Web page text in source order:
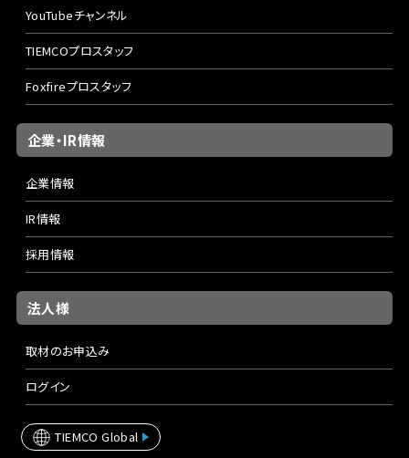
YouTubeチャンネル
TIEMCOプロスタッフ
Foxfireプロスタッフ
企業・IR情報
企業情報
IR情報
採用情報
法人様
取材のお申込み
ログイン
TIEMCO Global